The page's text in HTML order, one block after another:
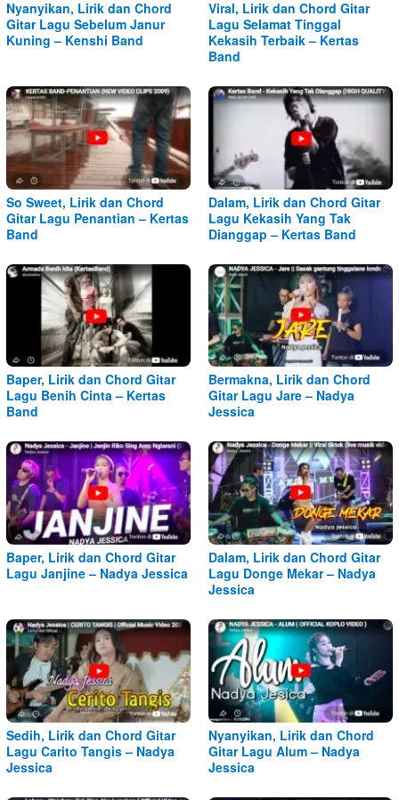
Nyanyikan, Lirik dan Chord
Gitar Lagu Sebelum Janur
Kuning – Kenshi Band
Viral, Lirik dan Chord Gitar
Lagu Selamat Tinggal
Kekasih Terbaik – Kertas
Band
So Sweet, Lirik dan Chord
Gitar Lagu Penantian – Kertas
Band
Dalam, Lirik dan Chord Gitar
Lagu Kekasih Yang Tak
Dianggap – Kertas Band
Baper, Lirik dan Chord Gitar
Lagu Benih Cinta – Kertas
Band
Bermakna, Lirik dan Chord
Gitar Lagu Jare – Nadya
Jessica
Baper, Lirik dan Chord Gitar
Lagu Janjine – Nadya Jessica
Dalam, Lirik dan Chord Gitar
Lagu Donge Mekar – Nadya
Jessica
Sedih, Lirik dan Chord Gitar
Lagu Carito Tangis – Nadya
Jessica
Nyanyikan, Lirik dan Chord
Gitar Lagu Alum – Nadya
Jessica